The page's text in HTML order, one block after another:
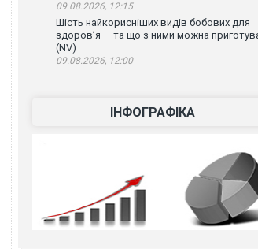
09.08.2026, 12:15
Шість найкорисніших видів бобових для
здоров’я — та що з ними можна
(NV)
09.08.2026, 12:00
ІНФОГРАФІКА